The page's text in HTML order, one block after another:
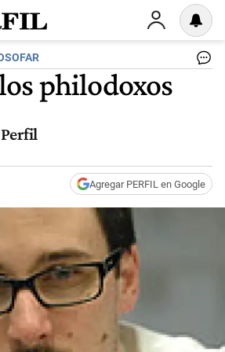
philodoxos
Agregar PERFIL en Google